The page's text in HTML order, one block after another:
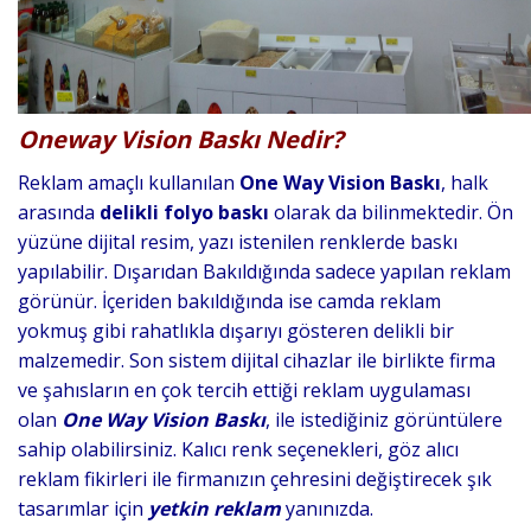
Oneway Vision Baskı Nedir?
Reklam amaçlı kullanılan One Way Vision Baskı, halk
arasında delikli folyo baskı olarak da bilinmektedir. Ön
yüzüne dijital resim, yazı istenilen renklerde baskı
yapılabilir. Dışarıdan Bakıldığında sadece yapılan reklam
görünür. İçeriden bakıldığında ise camda reklam
yokmuş gibi rahatlıkla dışarıyı gösteren delikli bir
malzemedir. Son sistem dijital cihazlar ile birlikte firma
ve şahısların en çok tercih ettiği reklam uygulaması
olan One Way Vision Baskı, ile istediğiniz görüntülere
sahip olabilirsiniz. Kalıcı renk seçenekleri, göz alıcı
reklam fikirleri ile firmanızın çehresini değiştirecek şık
tasarımlar için yetkin reklamyanınızda.